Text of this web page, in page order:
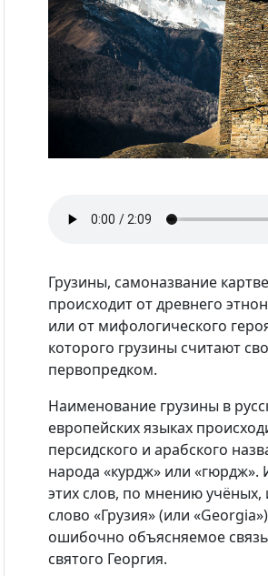
Грузины, самоназвание
происходит от древнего
или от мифологического
которого грузины считают
первопредком.
Наименование грузины в
европейских языках
персидского и арабского
народа «курдж» или «гюрдж».
этих слов, по мнению учёных,
слово «Грузия» (или
ошибочно объясняемое
святого Георгия.